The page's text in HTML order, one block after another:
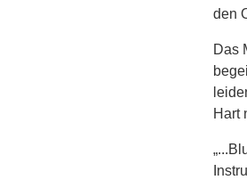
den
Das
Hart